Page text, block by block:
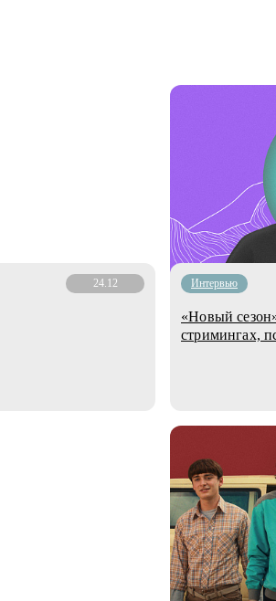
24.12 Интервью
«Новый
стримингах,